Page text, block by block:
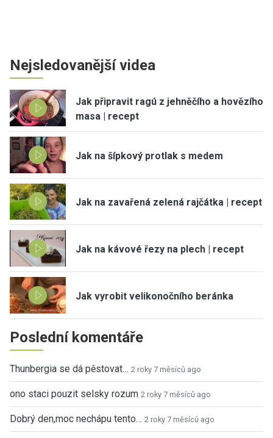
Nejsledovanější videa
Jak připravit ragú z jehněčího a hovězího
masa | recept
Jak na šípkový protlak s medem
Jak na zavařená zelená rajčátka | recept
Jak na kávové řezy na plech | recept
Jak vyrobit velikonočního beránka
Poslední komentáře
Thunbergia se dá pěstovat… 2 roky 7 měsíců ago
ono staci pouzit selsky rozum 2 roky 7 měsíců ago
Dobrý den,moc nechápu tento… 2 roky 7 měsíců ago